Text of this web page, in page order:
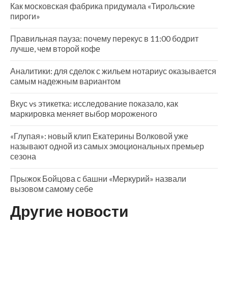
Как московская фабрика придумала «Тирольские
пироги»
Правильная пауза: почему перекус в 11:00 бодрит
лучше, чем второй кофе
Аналитики: для сделок с жильем нотариус оказывается
самым надежным вариантом
Вкус vs этикетка: исследование показало, как
маркировка меняет выбор мороженого
«Глупая»: новый клип Екатерины Волковой уже
называют одной из самых эмоциональных премьер
сезона
Прыжок Бойцова с башни «Меркурий» назвали
вызовом самому себе
Другие новости